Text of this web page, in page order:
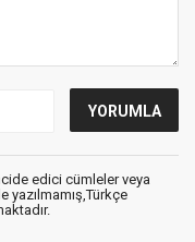
edici cümleler veya
yazılmamış,Türkçe